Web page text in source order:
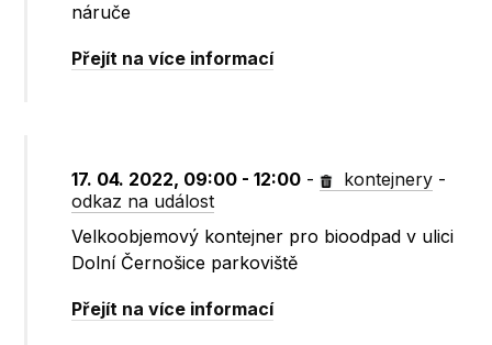
náruče
Přejít na více informací
17. 04. 2022, 09:00 - 12:00 - kontejnery -
odkaz na událost
Velkoobjemový kontejner pro bioodpad v ulici
Dolní Černošice parkoviště
Přejít na více informací